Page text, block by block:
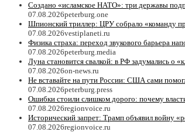
Создано «исламское НАТО»: три державы
07.08.2026peterburg.one
Шпионский триллер: ЦРУ собрало «команду
07.08.2026vestiplaneti.ru
Физика страха: переход звукового барьера
07.08.2026peterburg.media
Луна становится свалкой: в РФ задумались о
07.08.2026on-news.ru
Не вставайте на пути России: США сами
07.08.2026peterburg.press
Ошибки стоили слишком дорого: почему
07.08.2026regionvoice.ru
Исторический запрет: Трамп объявил войну
07.08.2026regionvoice.ru